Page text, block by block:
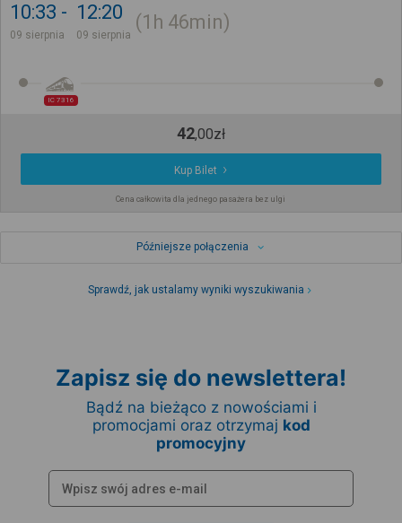
10:33
09 sierpnia
12:20
09 sierpnia
1h 46min
IC 7316
42,00zł
Kup Bilet
Cena całkowita dla jednego pasażera bez ulgi
Późniejsze połączenia
Sprawdź, jak ustalamy wyniki wyszukiwania
Zapisz się do newslettera!
Bądź na bieżąco z nowościami i
promocjami oraz otrzymaj kod
promocyjny